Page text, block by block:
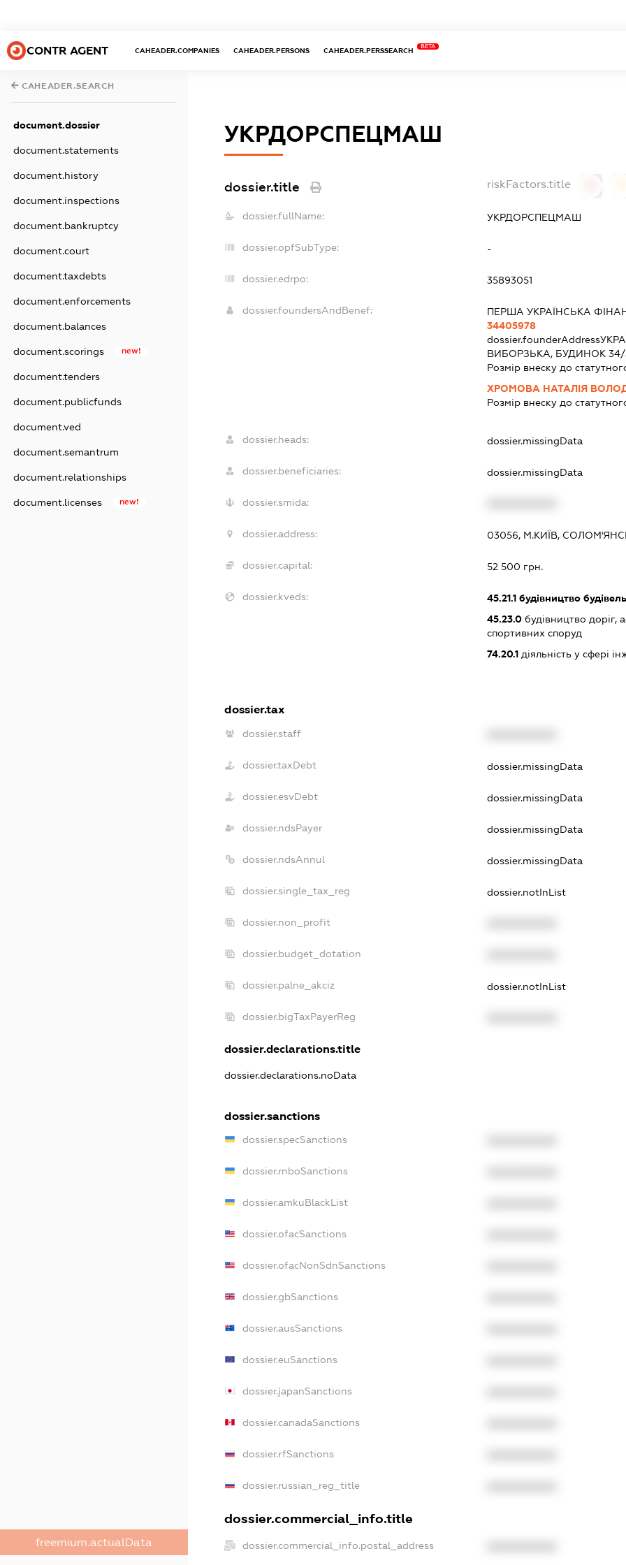
CONTR AGENT CAHEADER.COMPANIES CAHEADER.PERSONS CAHEADER.PERSSEARCH
BETA
CAHEADER.SEARCH
document.dossier
document.statements
document.history
document.inspections
document.bankruptcy
document.court
document.taxdebts
document.enforcements
document.balances
document.scorings new!
document.tenders
document.publicfunds
document.ved
document.semantrum
document.relationships
document.licenses new!
freemium.actualData
УКРДОРСПЕЦМАШ
dossier.title riskFactors.title
dossier.fullName: УКРДОРСПЕЦМАШ
dossier.opfSubType: -
dossier.edrpo: 35893051
dossier.foundersAndBenef:
ПЕРША УКРАЇНСЬКА
34405978
dossier.founderAddress
ВИБОРЗЬКА, БУДИНОК 34/
Розмір внеску до
ХРОМОВА НАТАЛІЯ
Розмір внеску до
dossier.heads: dossier.missingData
dossier.beneficiaries: dossier.missingData
dossier.smida:
dossier.address: 03056, М.КИЇВ,
dossier.capital: 52 500 грн.
dossier.kveds: 45.21.1 будівництво будівель
45.23.0 будівництво доріг,
спортивних споруд
74.20.1 діяльність у сфері
dossier.tax
dossier.staff
dossier.taxDebt dossier.missingData
dossier.esvDebt dossier.missingData
dossier.ndsPayer dossier.missingData
dossier.ndsAnnul dossier.missingData
dossier.single_tax_reg dossier.notInList
dossier.non_profit
dossier.budget_dotation
dossier.palne_akciz dossier.notInList
dossier.bigTaxPayerReg
dossier.declarations.title
dossier.declarations.noData
dossier.sanctions
dossier.specSanctions
dossier.rnboSanctions
dossier.amkuBlackList
dossier.ofacSanctions
dossier.ofacNonSdnSanctions
dossier.gbSanctions
dossier.ausSanctions
dossier.euSanctions
dossier.japanSanctions
dossier.canadaSanctions
dossier.rfSanctions
dossier.russian_reg_title
dossier.commercial_info.title
dossier.commercial_info.postal_address